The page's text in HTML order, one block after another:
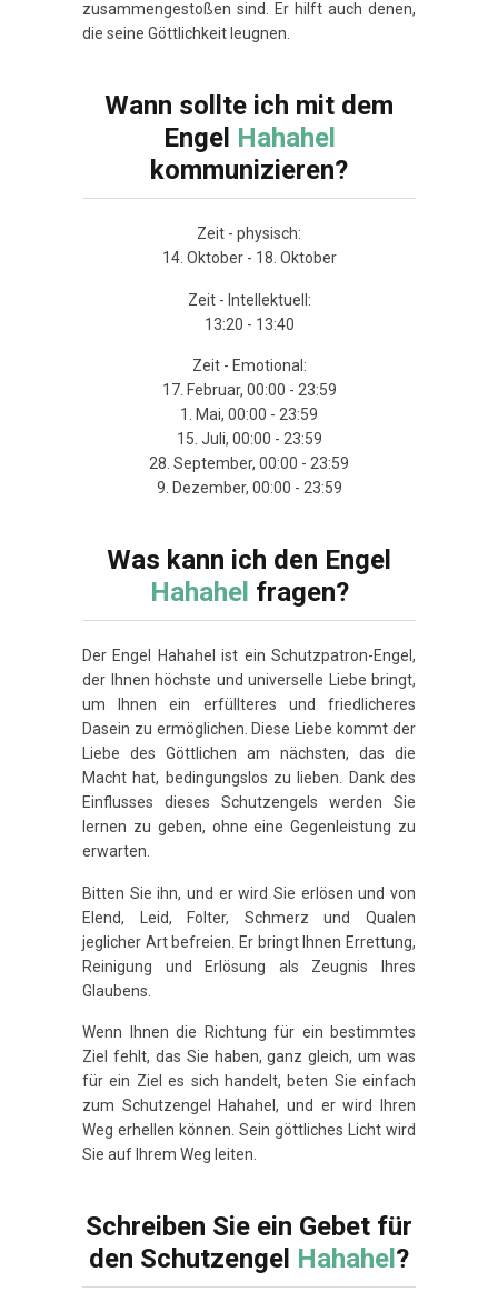
zusammengestoßen sind. Er hilft auch denen,
die seine Göttlichkeit leugnen.
Wann sollte ich mit dem
Engel Hahahel
kommunizieren?
Zeit - physisch:
14. Oktober - 18. Oktober
Zeit - Intellektuell:
13:20 - 13:40
Zeit - Emotional:
17. Februar, 00:00 - 23:59
1. Mai, 00:00 - 23:59
15. Juli, 00:00 - 23:59
28. September, 00:00 - 23:59
9. Dezember, 00:00 - 23:59
Was kann ich den Engel
Hahahel fragen?
Der Engel Hahahel ist ein Schutzpatron-Engel,
der Ihnen höchste und universelle Liebe bringt,
um Ihnen ein erfüllteres und friedlicheres
Dasein zu ermöglichen. Diese Liebe kommt der
Liebe des Göttlichen am nächsten, das die
Macht hat, bedingungslos zu lieben. Dank des
Einflusses dieses Schutzengels werden Sie
lernen zu geben, ohne eine Gegenleistung zu
erwarten.
Bitten Sie ihn, und er wird Sie erlösen und von
Elend, Leid, Folter, Schmerz und Qualen
jeglicher Art befreien. Er bringt Ihnen Errettung,
Reinigung und Erlösung als Zeugnis Ihres
Glaubens.
Wenn Ihnen die Richtung für ein bestimmtes
Ziel fehlt, das Sie haben, ganz gleich, um was
für ein Ziel es sich handelt, beten Sie einfach
zum Schutzengel Hahahel, und er wird Ihren
Weg erhellen können. Sein göttliches Licht wird
Sie auf Ihrem Weg leiten.
Schreiben Sie ein Gebet für
den Schutzengel Hahahel ?